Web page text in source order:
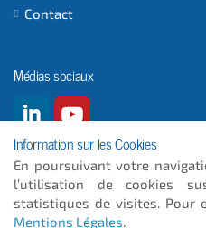
Contact
Médias sociaux
© 2026 - ICC INFORMATIQUE
Plan du site
Information sur les Cookies
En poursuivant votre
l’utilisation de cookies
statistiques de visites. Pour
Mentions Légales.